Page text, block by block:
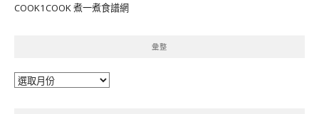
COOK1COOK 煮一煮食譜網
彙整
彙